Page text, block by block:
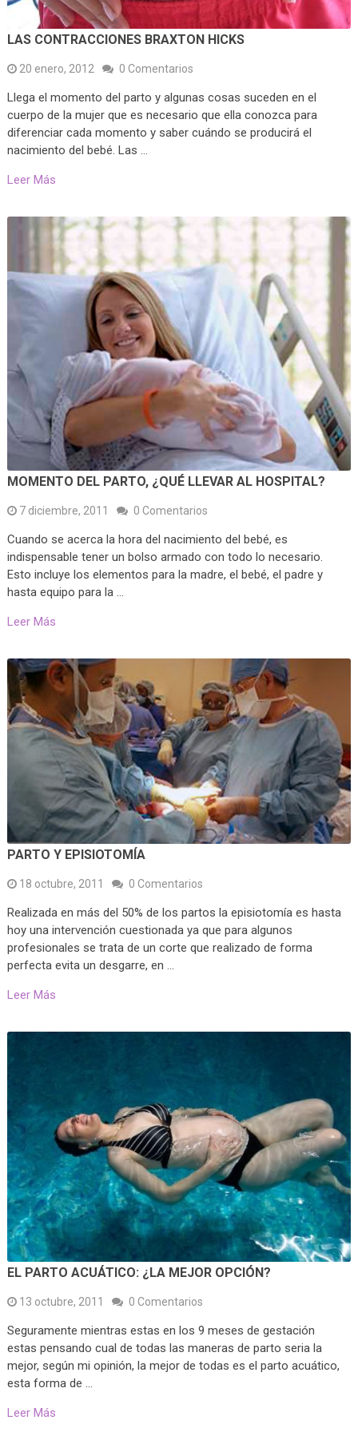
LAS CONTRACCIONES BRAXTON HICKS
20 enero, 2012 0 Comentarios
Llega el momento del parto y algunas cosas suceden en el
cuerpo de la mujer que es necesario que ella conozca para
diferenciar cada momento y saber cuándo se producirá el
nacimiento del bebé. Las …
Leer Más
MOMENTO DEL PARTO, ¿QUÉ LLEVAR AL HOSPITAL?
7 diciembre, 2011 0 Comentarios
Cuando se acerca la hora del nacimiento del bebé, es
indispensable tener un bolso armado con todo lo necesario.
Esto incluye los elementos para la madre, el bebé, el padre y
hasta equipo para la …
Leer Más
PARTO Y EPISIOTOMÍA
18 octubre, 2011 0 Comentarios
Realizada en más del 50% de los partos la episiotomía es hasta
hoy una intervención cuestionada ya que para algunos
profesionales se trata de un corte que realizado de forma
perfecta evita un desgarre, en …
Leer Más
EL PARTO ACUÁTICO: ¿LA MEJOR OPCIÓN?
13 octubre, 2011 0 Comentarios
Seguramente mientras estas en los 9 meses de gestación
estas pensando cual de todas las maneras de parto seria la
mejor, según mi opinión, la mejor de todas es el parto acuático,
esta forma de …
Leer Más